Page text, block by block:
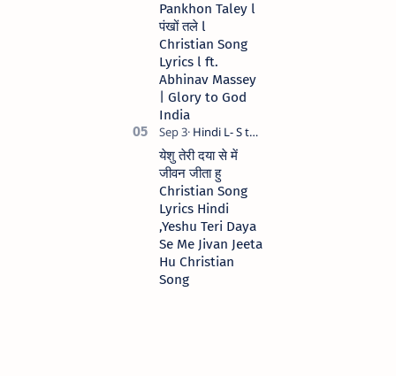
Pankhon Taley l
पंखों तले l
Christian Song
Lyrics l ft.
Abhinav Massey
| Glory to God
India
येशु तेरी दया से में
जीवन जीता हु
Christian Song
Lyrics Hindi
,Yeshu Teri Daya
Se Me Jivan Jeeta
Hu Christian
Song